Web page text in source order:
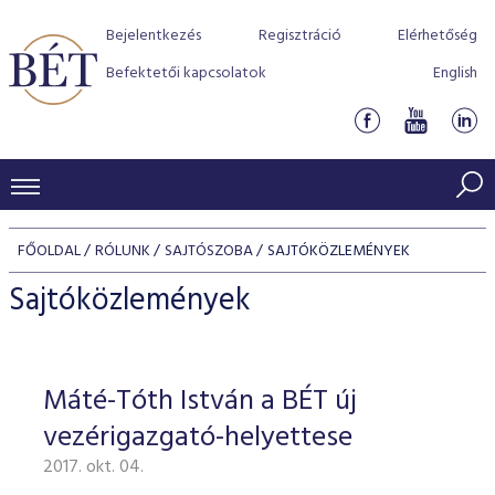
Bejelentkezés Regisztráció
Elérhetőség
Befektetői kapcsolatok
English
KERESKEDÉSI ADATOK
INDEXEK
Jelzáloglevél indexek
Vállalati kötvény indexek
Azonnali Piac
Részvények
Származékos piac
BEFEKTETŐK
Részvény szekció
Hitelpapír szekció
BÉT szabályzatok
Befektetővédelem
Alkalmazott díjstruktúra
Elszámolás
Részvény és vállalati kötvény tőzsdei bevezetését
program
BÉT Xtend - Részvénypiac egyszerűen
TŐZSDETAGOK
Tőzsdetagok, üzletkötők
VENDOROK
FŐOLDAL RÓLUNK SAJTÓSZOBA SAJTÓKÖZLEMÉNYEK
Sajtóközlemények
Máté-Tóth István a BÉT új
vezérigazgató-helyettese
2017. okt. 04.